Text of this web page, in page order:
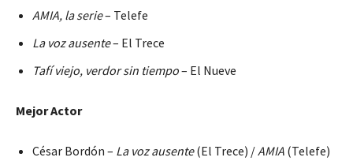
AMIA, la serie– Telefe
La voz ausente– El Trece
Tafí viejo, verdor sin tiempo– El Nueve
Mejor Actor
César Bordón – La voz ausente(El Trece) /AMIA (Telefe)